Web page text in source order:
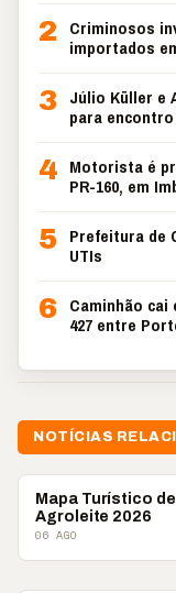
2
Criminosos
importados
3 Júlio Küller e
para
4 Motorista é
PR-160, em
5 Prefeitura de
UTIs
6 Caminhão cai
427 entre
NOTÍCIAS
TURISMO
Mapa Turístico
Agroleite 2026
06 AGO